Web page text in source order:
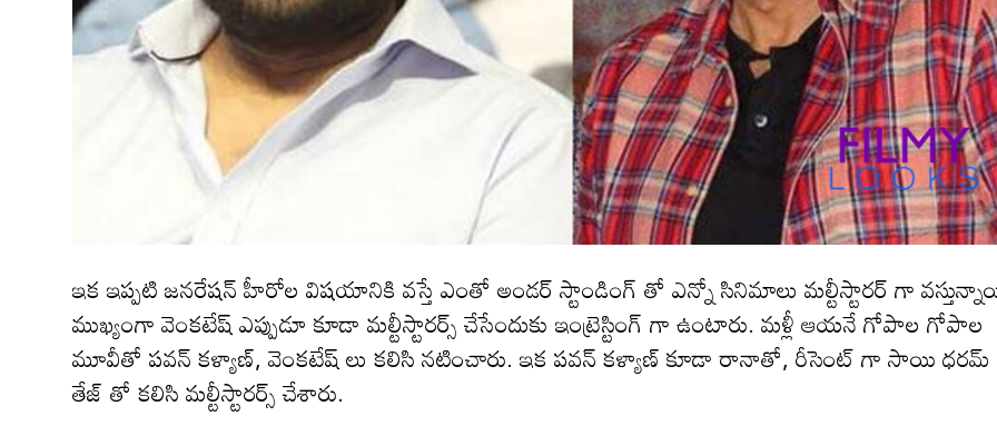
ఇక ఇప్పటి జనరేషన్ హీరోల విషయానికి వస్తే ఎంతో అండర్ స్టాండింగ్ తో ఎన్నో సినిమాలు మల్టీస్టారర్ గా
ముఖ్యంగా వెంకటేష్ ఎప్పుడూ కూడా మల్టీస్టారర్స్ చేసేందుకు ఇంట్రెస్టింగ్ గా ఉంటారు. మళ్లీ ఆయనే గోపాల గోపాల
మూవీతో పవన్ కళ్యాణ్, వెంకటేష్ లు కలిసి నటించారు. ఇక పవన్ కళ్యాణ్ కూడా రానాతో, రీసెంట్ గా సాయి ధరమ్
తేజ్ తో కలిసి మల్టీస్టారర్స్ చేశారు.